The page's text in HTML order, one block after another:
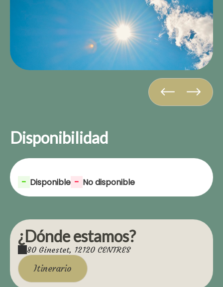
Disponibilidad
- Disponible - No disponible
¿Dónde estamos?
80 Ginestet, 12120 CENTRES
Itinerario